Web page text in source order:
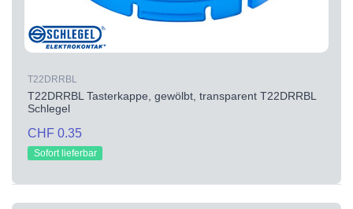
T22DRRBL
T22DRRBL Tasterkappe, gewölbt, transparent T22DRRBL
Schlegel
CHF 0.35
Sofort lieferbar